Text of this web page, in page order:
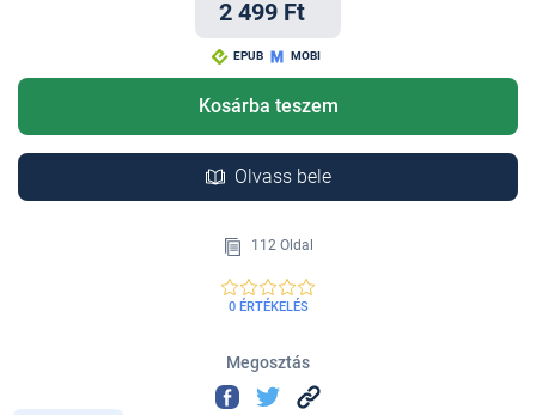
2 499 Ft
EPUB MOBI
Kosárba teszem
Olvass bele
112 Oldal
0 ÉRTÉKELÉS
Megosztás